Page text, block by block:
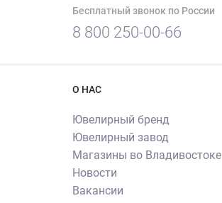
Бесплатный звонок по России
8 800 250-00-66
О НАС
Ювелирный бренд
Ювелирный завод
Магазины во Владивостоке
Новости
Вакансии